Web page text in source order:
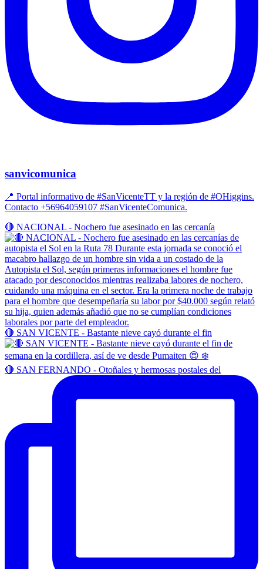
sanvicomunica
📍 Portal informativo de #SanVicenteTT y la región de #OHiggins.
Contacto +56964059107 #SanVicenteComunica.
🔴 NACIONAL - Nochero fue asesinado en las cercanía
🔴 SAN VICENTE - Bastante nieve cayó durante el fin
🔴 SAN FERNANDO - Otoñales y hermosas postales del